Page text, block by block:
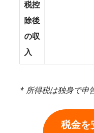
税控
除後
の収
入
* 所得税は独身で申
税金を